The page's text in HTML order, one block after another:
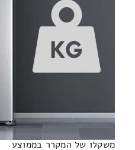
משקלו של המקרר בממוצע